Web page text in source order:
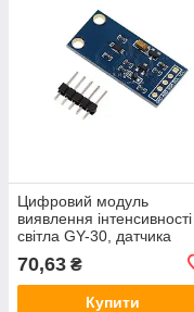
Цифровий модуль
виявлення інтенсивності
світла GY-30, датчика
освітленості BH1750FVI,
0-65535 лк
70,63 ₴
Купити